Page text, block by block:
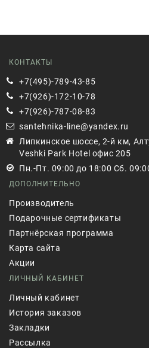
КОНТАКТЫ
+7(495)-789-43-85
+7(926)-172-10-78
+7(926)-787-08-83
santehnika-line@yandex.ru
Липкинское шоссе, 2-й км,
Veshki Park Hotel офис 205
Пн.-Пт. 09:00 до 18:00 Сб.
ДОПОЛНИТЕЛЬНО
Производитель
Подарочные сертификаты
Партнёрская программа
Карта сайта
Акции
ЛИЧНЫЙ КАБИНЕТ
Личный кабинет
История заказов
Закладки
Рассылка